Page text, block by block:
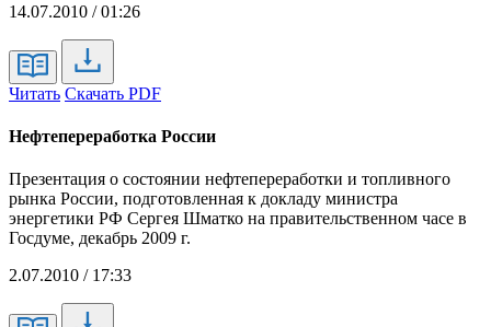
14.07.2010 / 01:26
Читать Скачать PDF
Нефтепереработка России
Презентация о состоянии нефтепереработки и топливного
рынка России, подготовленная к докладу министра
энергетики РФ Сергея Шматко на правительственном часе в
Госдуме, декабрь 2009 г.
2.07.2010 / 17:33